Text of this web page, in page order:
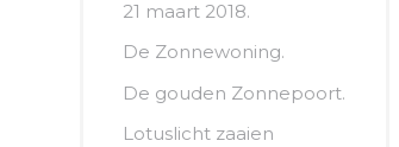
21 maart 2018.
De Zonnewoning.
De gouden Zonnepoort.
Lotuslicht zaaien